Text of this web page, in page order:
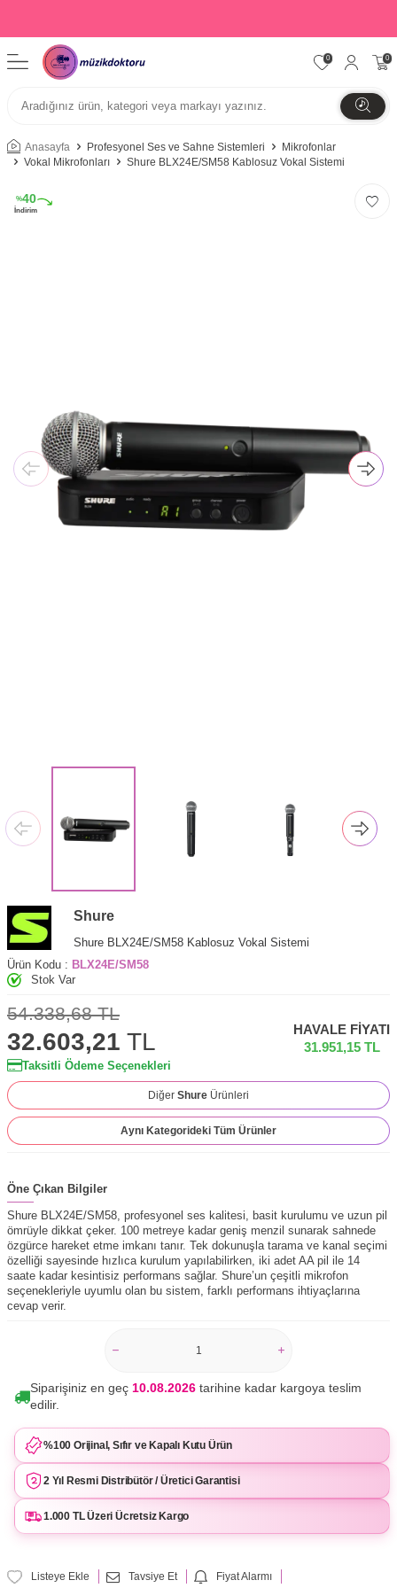
0 0
Anasayfa Profesyonel Ses ve Sahne Sistemleri
Mikrofonlar
Vokal Mikrofonları
Shure BLX24E/SM58 Kablosuz Vokal Sistemi
%40
İndirim
Shure
Shure BLX24E/SM58 Kablosuz Vokal Sistemi
Ürün Kodu : BLX24E/SM58
Stok Var
54.338,68TL
32.603,21 TL
Taksitli Ödeme Seçenekleri
HAVALE FIYATI
31.951,15TL
Diğer Shure Ürünleri
Aynı Kategorideki Tüm Ürünler
Öne Çıkan Bilgiler
Shure BLX24E/SM58, profesyonel ses kalitesi, basit kurulumu ve uzun pil
ömrüyle dikkat çeker. 100 metreye kadar geniş menzil sunarak sahnede
özgürce hareket etme imkanı tanır. Tek dokunuşla tarama ve kanal seçimi
özelliği sayesinde hızlıca kurulum yapılabilirken, iki adet AA pil ile 14
saate kadar kesintisiz performans sağlar. Shure’un çeşitli mikrofon
seçenekleriyle uyumlu olan bu sistem, farklı performans ihtiyaçlarına
cevap verir.
Siparişiniz en geç 10.08.2026 tarihine kadar kargoya teslim
edilir.
%100 Orijinal, Sıfır ve Kapalı Kutu Ürün
2 Yıl Resmi Distribütör / Üretici Garantisi
1.000 TL Üzeri Ücretsiz Kargo
Listeye Ekle Tavsiye Et Fiyat Alarmı